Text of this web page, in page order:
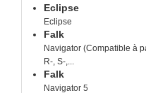
Eclipse
Eclipse
Falk
Navigator (Compatible à
R-, S-,...
Falk
Navigator 5